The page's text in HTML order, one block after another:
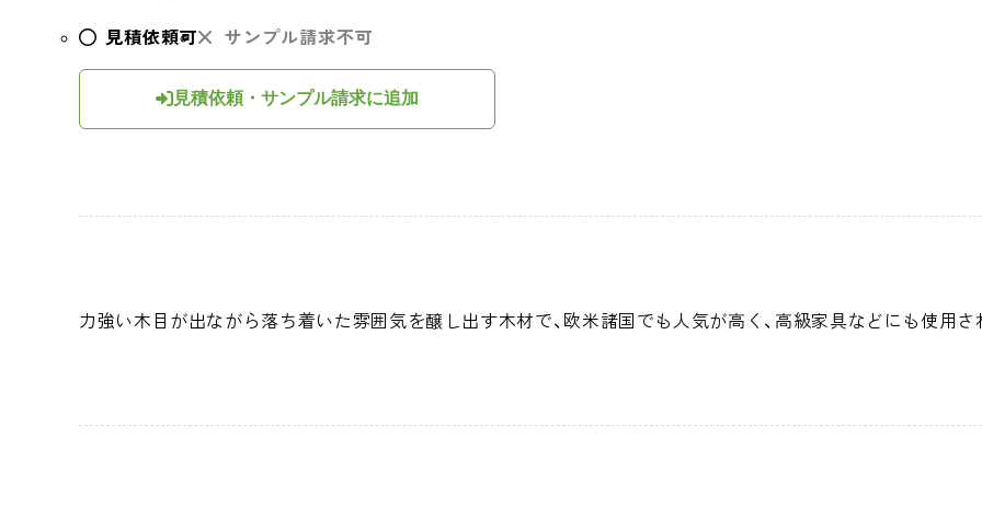
見積依頼可 サンプル請求不可
見積依頼・サンプル請求に追加
力強い木目が出ながら落ち着いた雰囲気を醸し出す木材で、欧米諸国でも人気が高く、高級家具などにも使用さ